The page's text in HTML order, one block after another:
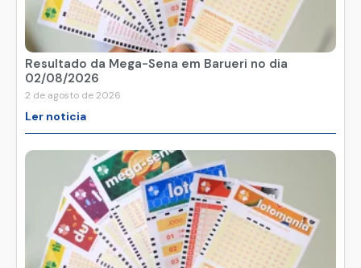
Resultado da Mega-Sena em Barueri no dia
02/08/2026
2 de agosto de 2026
Ler noticia